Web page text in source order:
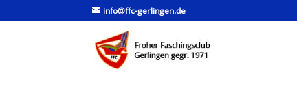
info@ffc-gerlingen.de